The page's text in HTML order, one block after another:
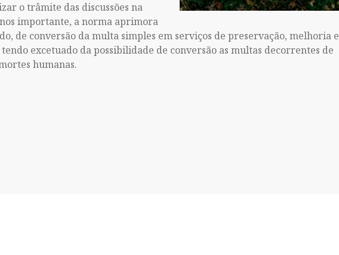
o trâmite das discussões na
importante, a norma aprimora
de conversão da multa simples em serviços de preservação, melhoria e
excetuado da possibilidade de conversão as multas decorrentes de
humanas.